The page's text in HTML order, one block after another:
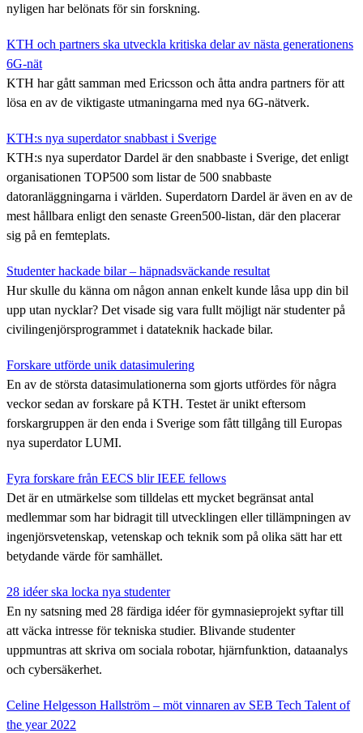
nyligen har belönats för sin forskning.
KTH och partners ska utveckla kritiska delar av nästa generationens
6G-nät
KTH har gått samman med Ericsson och åtta andra partners för att
lösa en av de viktigaste utmaningarna med nya 6G-nätverk.
KTH:s nya superdator snabbast i Sverige
KTH:s nya superdator Dardel är den snabbaste i Sverige, det enligt
organisationen TOP500 som listar de 500 snabbaste
datoranläggningarna i världen. Superdatorn Dardel är även en av de
mest hållbara enligt den senaste Green500-listan, där den placerar
sig på en femteplats.
Studenter hackade bilar – häpnadsväckande resultat
Hur skulle du känna om någon annan enkelt kunde låsa upp din bil
upp utan nycklar? Det visade sig vara fullt möjligt när studenter på
civilingenjörsprogrammet i datateknik hackade bilar.
Forskare utförde unik datasimulering
En av de största datasimulationerna som gjorts utfördes för några
veckor sedan av forskare på KTH. Testet är unikt eftersom
forskargruppen är den enda i Sverige som fått tillgång till Europas
nya superdator LUMI.
Fyra forskare från EECS blir IEEE fellows
Det är en utmärkelse som tilldelas ett mycket begränsat antal
medlemmar som har bidragit till utvecklingen eller tillämpningen av
ingenjörsvetenskap, vetenskap och teknik som på olika sätt har ett
betydande värde för samhället.
28 idéer ska locka nya studenter
En ny satsning med 28 färdiga idéer för gymnasieprojekt syftar till
att väcka intresse för tekniska studier. Blivande studenter
uppmuntras att skriva om sociala robotar, hjärnfunktion, dataanalys
och cybersäkerhet.
Celine Helgesson Hallström – möt vinnaren av SEB Tech Talent of
the year 2022